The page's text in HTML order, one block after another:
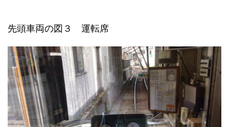
先頭車両の図３ 運転席